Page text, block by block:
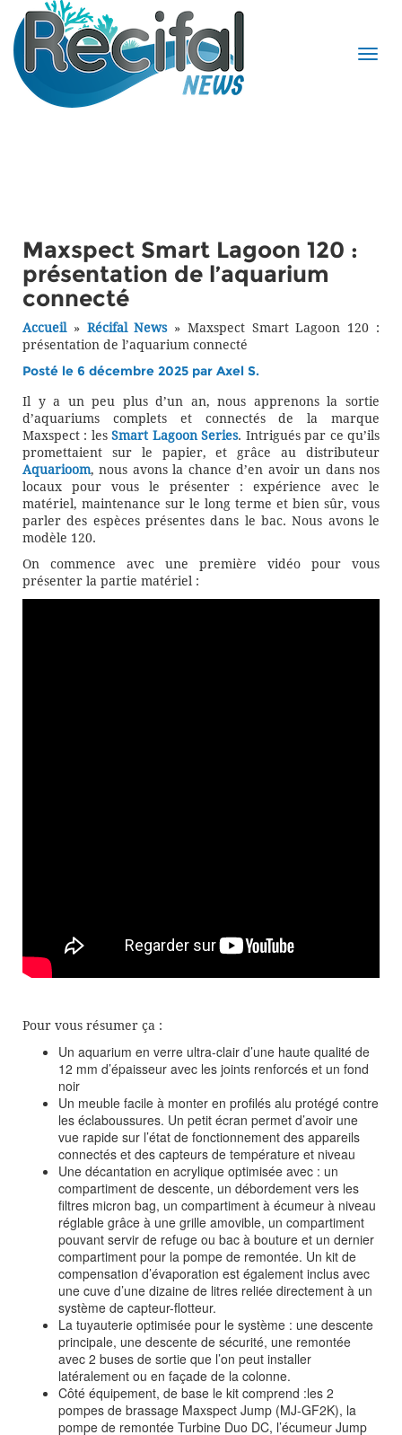
Maxspect Smart Lagoon 120 :
présentation de l’aquarium
connecté
Accueil» Récifal News» Maxspect Smart Lagoon 120 :
présentation de l’aquarium connecté
Posté le 6 décembre 2025 par Axel S.
Il y a un peu plus d’un an, nous apprenons la sortie
d’aquariums complets et connectés de la marque
Maxspect : lesSmart Lagoon Series. Intrigués par ce qu’ils
promettaient sur le papier, et grâce au distributeur
Aquarioom, nous avons la chance d’en avoir un dans nos
locaux pour vous le présenter : expérience avec le
matériel, maintenance sur le long terme et bien sûr, vous
parler des espèces présentes dans le bac. Nous avons le
modèle 120.
On commence avec une première vidéo pour vous
présenter la partie matériel :
Pour vous résumer ça :
Un aquarium en verre ultra-clair d’une haute qualité de
12 mm d’épaisseur avec les joints renforcés et un fond
noir
Un meuble facile à monter en profilés alu protégé contre
les éclaboussures. Un petit écran permet d’avoir une
vue rapide sur l’état de fonctionnement des appareils
connectés et des capteurs de température et niveau
Une décantation en acrylique optimisée avec : un
compartiment de descente, un débordement vers les
filtres micron bag, un compartiment à écumeur à niveau
réglable grâce à une grille amovible, un compartiment
pouvant servir de refuge ou bac à bouture et un dernier
compartiment pour la pompe de remontée. Un kit de
compensation d’évaporation est également inclus avec
une cuve d’une dizaine de litres reliée directement à un
système de capteur-flotteur.
La tuyauterie optimisée pour le système : une descente
principale, une descente de sécurité, une remontée
avec 2 buses de sortie que l’on peut installer
latéralement ou en façade de la colonne.
Côté équipement, de base le kit comprend :les 2
pompes de brassage Maxspect Jump (MJ-GF2K), la
pompe de remontée Turbine Duo DC, l’écumeur Jump